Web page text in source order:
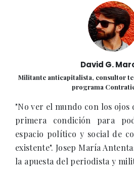
David G.
Militante anticapitalista, consultor
programa
"No ver el mundo con los
primera condición para
espacio político y social de
existente". Josep María
la apuesta del periodista y